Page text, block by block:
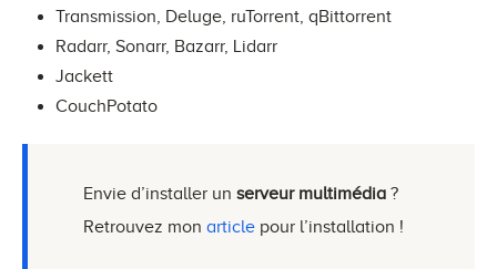
Transmission, Deluge, ruTorrent, qBittorrent
Radarr, Sonarr, Bazarr, Lidarr
Jackett
CouchPotato
Envie d’installer un serveur multimédia ?
Retrouvez mon article pour l’installation !